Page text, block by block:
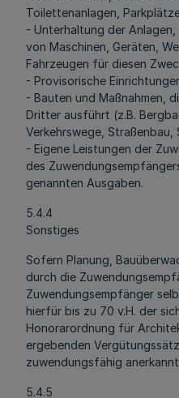
Toilettenanlagen,
- Unterhaltung der
von Maschinen, Geräten,
Fahrzeugen für diesen
- Provisorische
- Bauten und Maßnahmen,
Dritter ausführt (z.B.
Verkehrswege,
- Eigene Leistungen der
des
genannten Ausgaben.
5.4.4
Sonstiges
Sofern Planung,
durch die
Zuwendungsempfänger
hierfür bis zu 70 v.H. der
Honorarordnung für
ergebenden
zuwendungsfähig
5.4.5